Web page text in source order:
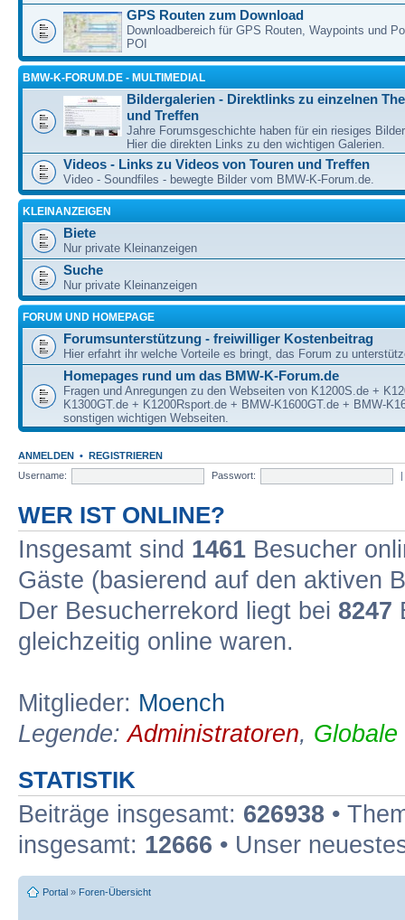
GPS Routen zum Download
Downloadbereich für GPS Routen, Waypoints und
POI
BMW-K-FORUM.DE - MULTIMEDIAL
Bildergalerien - Direktlinks zu einzelnen
und Treffen
Jahre Forumsgeschichte haben für ein riesiges
Hier die direkten Links zu den wichtigen Galerien.
Videos - Links zu Videos von Touren und Treffen
Video - Soundfiles - bewegte Bilder vom BMW-K-Forum.de.
KLEINANZEIGEN
Biete
Nur private Kleinanzeigen
Suche
Nur private Kleinanzeigen
FORUM UND HOMEPAGE
Forumsunterstützung - freiwilliger Kostenbeitrag
Hier erfahrt ihr welche Vorteile es bringt, das Forum zu
Homepages rund um das BMW-K-Forum.de
Fragen und Anregungen zu den Webseiten von K1200S.de +
K1300GT.de + K1200Rsport.de + BMW-K1600GT.de + BMW-
sonstigen wichtigen Webseiten.
ANMELDEN • REGISTRIEREN
Username:
Passwort: |
WER IST ONLINE?
Insgesamt sind 1461 Besucher
Gäste (basierend auf den aktiven
Der Besucherrekord liegt bei 8247
gleichzeitig online waren.
Mitglieder: Moench
Legende:Administratoren,
STATISTIK
Beiträge insgesamt: 626938 •
insgesamt: 12666 • Unser
Portal » Foren-Übersicht